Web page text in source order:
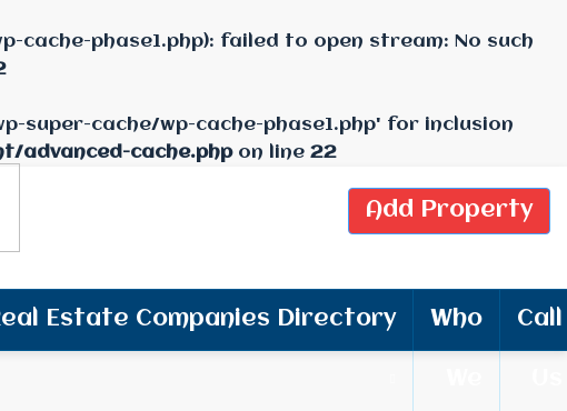
phase1.php): failed to open stream: No such
super-cache/wp-cache-phase1.php' for inclusion
advanced-cache.phpon line 22
Add Property
Estate Companies Directory Who Call